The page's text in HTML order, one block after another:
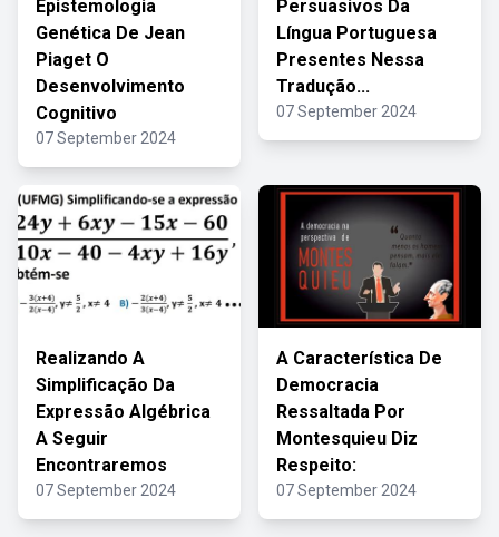
Epistemologia
Genética De Jean
Piaget O
Desenvolvimento
Cognitivo
07 September 2024
Persuasivos Da
Língua Portuguesa
Presentes Nessa
Tradução...
07 September 2024
Realizando A
Simplificação Da
Expressão Algébrica
A Seguir
Encontraremos
07 September 2024
A Característica De
Democracia
Ressaltada Por
Montesquieu Diz
Respeito:
07 September 2024